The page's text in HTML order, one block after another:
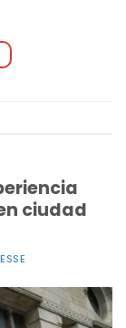
ciudad